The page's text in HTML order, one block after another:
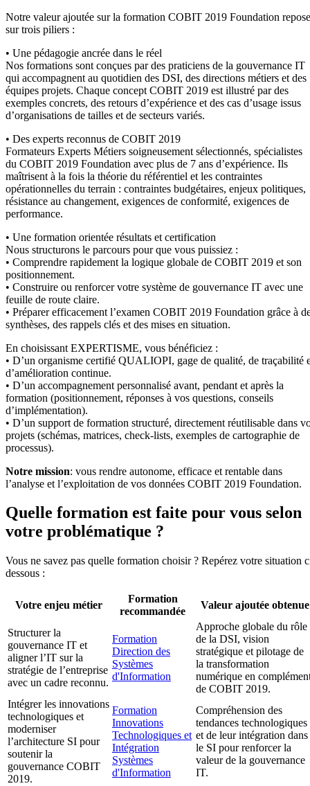
Notre valeur ajoutée sur la formation COBIT 2019 Foundation repose
sur trois piliers :
• Une pédagogie ancrée dans le réel
Nos formations sont conçues par des praticiens de la gouvernance IT
qui accompagnent au quotidien des DSI, des directions métiers et des
équipes projets. Chaque concept COBIT 2019 est illustré par des
exemples concrets, des retours d’expérience et des cas d’usage issus
d’organisations de tailles et de secteurs variés.
• Des experts reconnus de COBIT 2019
Formateurs Experts Métiers soigneusement sélectionnés, spécialistes
du COBIT 2019 Foundation avec plus de 7 ans d’expérience. Ils
maîtrisent à la fois la théorie du référentiel et les contraintes
opérationnelles du terrain : contraintes budgétaires, enjeux politiques,
résistance au changement, exigences de conformité, exigences de
performance.
• Une formation orientée résultats et certification
Nous structurons le parcours pour que vous puissiez :
• Comprendre rapidement la logique globale de COBIT 2019 et son
positionnement.
• Construire ou renforcer votre système de gouvernance IT avec une
feuille de route claire.
• Préparer efficacement l’examen COBIT 2019 Foundation grâce à
synthèses, des rappels clés et des mises en situation.
En choisissant EXPERTISME, vous bénéficiez :
• D’un organisme certifié QUALIOPI, gage de qualité, de traçabilité
d’amélioration continue.
• D’un accompagnement personnalisé avant, pendant et après la
formation (positionnement, réponses à vos questions, conseils
d’implémentation).
• D’un support de formation structuré, directement réutilisable dans
projets (schémas, matrices, check-lists, exemples de cartographie de
processus).
Notre mission: vous rendre autonome, efficace et rentable dans
l’analyse et l’exploitation de vos données COBIT 2019 Foundation.
Quelle formation est faite pour vous selon
votre problématique ?
Vous ne savez pas quelle formation choisir ? Repérez votre situation
dessous :
Votre enjeu métier
Formation
recommandée
Valeur ajoutée obtenue
Structurer la
gouvernance IT et
aligner l’IT sur la
stratégie de l’entreprise
avec un cadre reconnu.
Formation
Direction des
Systèmes
d'Information
Approche globale du rôle
de la DSI, vision
stratégique et pilotage de
la transformation
numérique en
de COBIT 2019.
Intégrer les innovations
technologiques et
moderniser
l’architecture SI pour
soutenir la
gouvernance COBIT
2019.
Formation
Innovations
Technologiques et
Intégration
Systèmes
d'Information
Compréhension des
tendances technologiques
et de leur intégration dans
le SI pour renforcer la
valeur de la gouvernance
IT.